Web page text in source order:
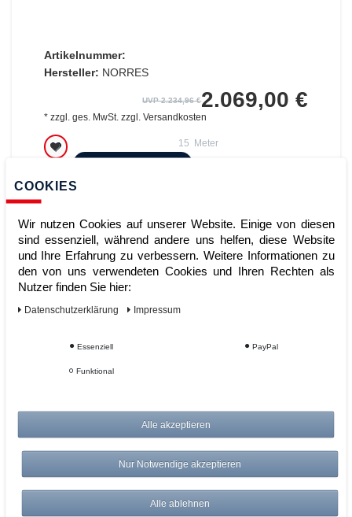
Artikelnummer:
Hersteller: NORRES
UVP 2.234,96 €2.069,00 €
* zzgl. ges. MwSt.zzgl. Versandkosten
15
Meter
CP ARAMID 461 PROTECT; Ø:125;
L:2,5m
Hersteller: NORRES
UVP 383,76 €359,00 €
*zzgl. ges. MwSt.zzgl.Versandkosten
COOKIES
Wir nutzen Cookies auf unserer Website. Einige von diesen
sind essenziell, während andere uns helfen, diese Website
und Ihre Erfahrung zu verbessern. Weitere Informationen zu
den von uns verwendeten Cookies und Ihren Rechten als
Nutzer finden Sie hier:
Daten­schutz­erklärung Impressum
Essenziell PayPal
Funktional
Alle akzeptieren
Nur Notwendige akzeptieren
Alle ablehnen